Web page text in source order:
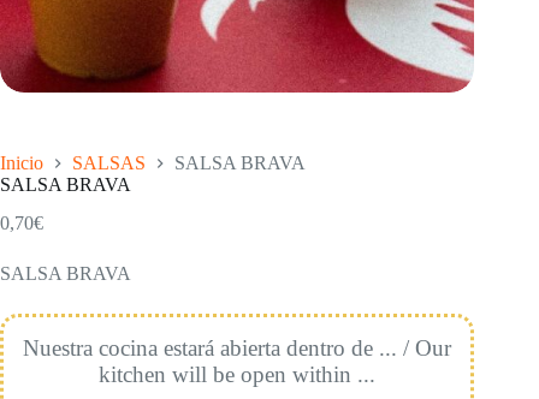
Inicio SALSAS
SALSA BRAVA
SALSA BRAVA
0,70€
SALSA BRAVA
Nuestra cocina estará abierta dentro de ... / Our
kitchen will be open within ...